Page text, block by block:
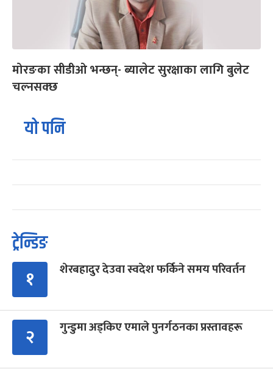
मोरङका सीडीओ भन्छन्- ब्यालेट सुरक्षाका लागि बुलेट
चल्नसक्छ
यो पनि
ट्रेन्डिङ
१ शेरबहादुर देउवा स्वदेश फर्किने समय परिवर्तन
२ गुन्डुमा अड्किए एमाले पुनर्गठनका प्रस्तावहरू